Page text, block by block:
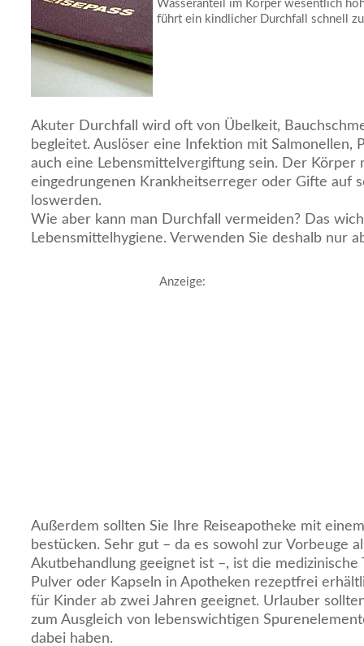
Wasseranteil im Körper wesentlich
führt ein kindlicher Durchfall schnell
Akuter Durchfall wird oft von Übelkeit,
begleitet. Auslöser eine Infektion mit Salmonellen,
auch eine Lebensmittelvergiftung sein. Der Körper
eingedrungenen Krankheitserreger oder Gifte auf
loswerden.
Wie aber kann man Durchfall vermeiden? Das
Lebensmittelhygiene. Verwenden Sie deshalb nur
Anzeige:
Außerdem sollten Sie Ihre Reiseapotheke mit
bestücken. Sehr gut – da es sowohl zur Vorbeuge
Akutbehandlung geeignet ist –, ist die medizinische
Pulver oder Kapseln in Apotheken rezeptfrei
für Kinder ab zwei Jahren geeignet. Urlauber
zum Ausgleich von lebenswichtigen
dabei haben.